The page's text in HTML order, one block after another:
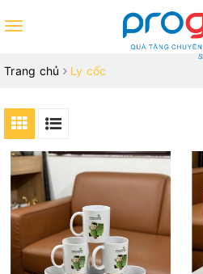
Toggle
Trang chủ Ly cốc